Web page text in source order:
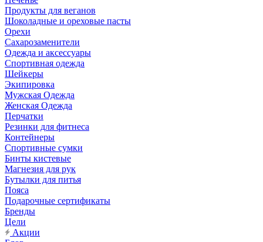
Продукты для веганов
Шоколадные и ореховые пасты
Орехи
Сахарозаменители
Одежда и аксессуары
Спортивная одежда
Шейкеры
Экипировка
Мужская Одежда
Женская Одежда
Перчатки
Резинки для фитнеса
Контейнеры
Спортивные сумки
Бинты кистевые
Магнезия для рук
Бутылки для питья
Пояса
Подарочные сертификаты
Бренды
Цели
Акции